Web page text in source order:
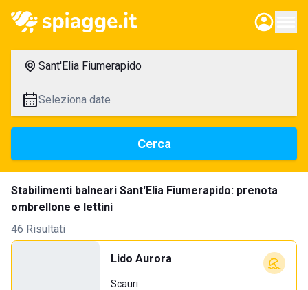
Sant'Elia Fiumerapido
Seleziona date
Cerca
Stabilimenti balneari Sant'Elia Fiumerapido: prenota
ombrellone e lettini
46 Risultati
Lido Aurora
Scauri